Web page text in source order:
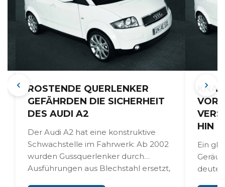
ROSTENDE QUERLENKER
GEFÄHRDEN DIE SICHERHEIT
DES AUDI A2
Der Audi A2 hat eine konstruktive
Schwachstelle im Fahrwerk: Ab 2002
wurden Gussquerlenker durch
Ausführungen aus Blechstahl ersetzt,
HIN
Ein
deutet